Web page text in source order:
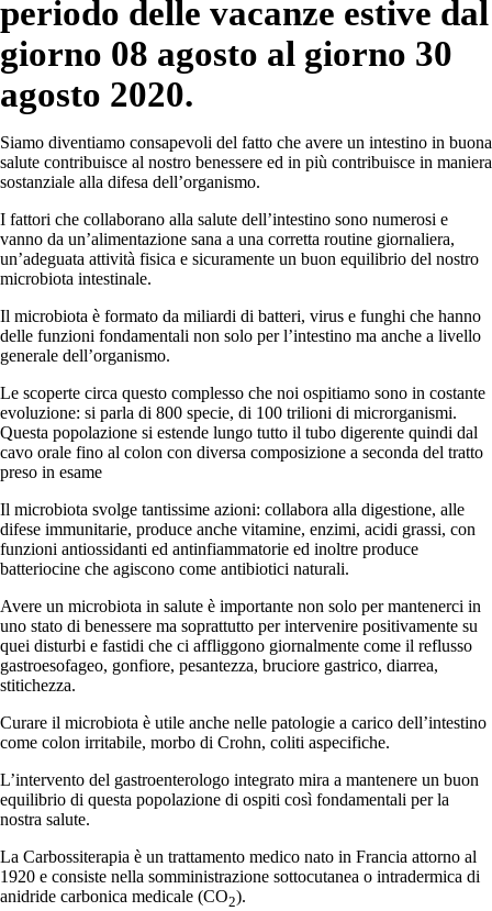
periodo delle vacanze estive dal
giorno 08 agosto al giorno 30
agosto 2020.
Siamo diventiamo consapevoli del fatto che avere un intestino in buona
salute contribuisce al nostro benessere ed in più contribuisce in maniera
sostanziale alla difesa dell’organismo.
I fattori che collaborano alla salute dell’intestino sono numerosi e
vanno da un’alimentazione sana a una corretta routine giornaliera,
un’adeguata attività fisica e sicuramente un buon equilibrio del nostro
microbiota intestinale.
Il microbiota è formato da miliardi di batteri, virus e funghi che hanno
delle funzioni fondamentali non solo per l’intestino ma anche a livello
generale dell’organismo.
Le scoperte circa questo complesso che noi ospitiamo sono in costante
evoluzione: si parla di 800 specie, di 100 trilioni di microrganismi.
Questa popolazione si estende lungo tutto il tubo digerente quindi dal
cavo orale fino al colon con diversa composizione a seconda del tratto
preso in esame
Il microbiota svolge tantissime azioni: collabora alla digestione, alle
difese immunitarie, produce anche vitamine, enzimi, acidi grassi, con
funzioni antiossidanti ed antinfiammatorie ed inoltre produce
batteriocine che agiscono come antibiotici naturali.
Avere un microbiota in salute è importante non solo per mantenerci in
uno stato di benessere ma soprattutto per intervenire positivamente su
quei disturbi e fastidi che ci affliggono giornalmente come il reflusso
gastroesofageo, gonfiore, pesantezza, bruciore gastrico, diarrea,
stitichezza.
Curare il microbiota è utile anche nelle patologie a carico dell’intestino
come colon irritabile, morbo di Crohn, coliti aspecifiche.
L’intervento del gastroenterologo integrato mira a mantenere un buon
equilibrio di questa popolazione di ospiti così fondamentali per la
nostra salute.
La Carbossiterapia è un trattamento medico nato in Francia attorno al
1920 e consiste nella somministrazione sottocutanea o intradermica di
anidride carbonica medicale (CO2).